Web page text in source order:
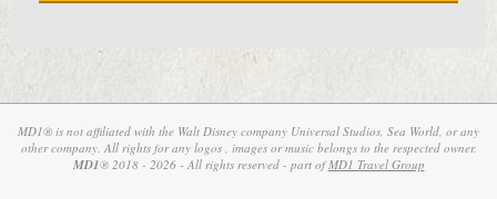
MD1® is not affiliated with the Walt Disney company Universal Studios, Sea World, or any
other company. All rights for any logos , images or music belongs to the respected owner.
MD1® 2018 - 2026 - All rights reserved - part ofMD1 Travel Group